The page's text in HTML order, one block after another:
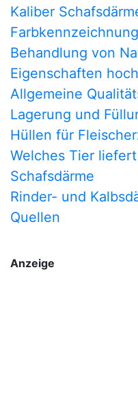
Kaliber
Farbkennzeichnung
Behandlung von
Eigenschaften
Allgemeine
Lagerung und
Hüllen für
Welches Tier
Schafsdärme
Rinder- und
Quellen
Anzeige